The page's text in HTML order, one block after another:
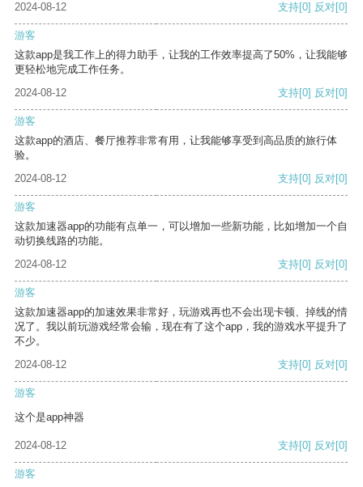
2024-08-12 支持[0] 反对[0]
游客
这款app是我工作上的得力助手，让我的工作效率提高了50%，让我能够
更轻松地完成工作任务。
2024-08-12
支持[0] 反对[0]
游客
这款app的酒店、餐厅推荐非常有用，让我能够享受到高品质的旅行体
验。
2024-08-12
支持[0] 反对[0]
游客
这款加速器app的功能有点单一，可以增加一些新功能，比如增加一个自
动切换线路的功能。
2024-08-12
支持[0] 反对[0]
游客
这款加速器app的加速效果非常好，玩游戏再也不会出现卡顿、掉线的情
况了。我以前玩游戏经常会输，现在有了这个app，我的游戏水平提升了
不少。
2024-08-12
支持[0] 反对[0]
游客
这个是app神器
2024-08-12 支持[0] 反对[0]
游客